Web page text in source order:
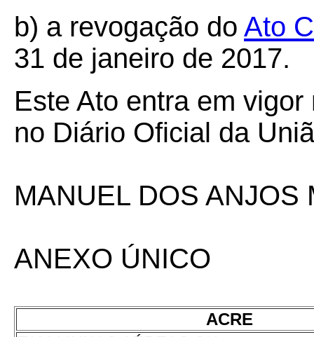
b) a revogação do Ato
31 de janeiro de 2017.
Este Ato entra em
no Diário Oficial da
MANUEL DOS ANJOS
ANEXO ÚNICO
ACRE